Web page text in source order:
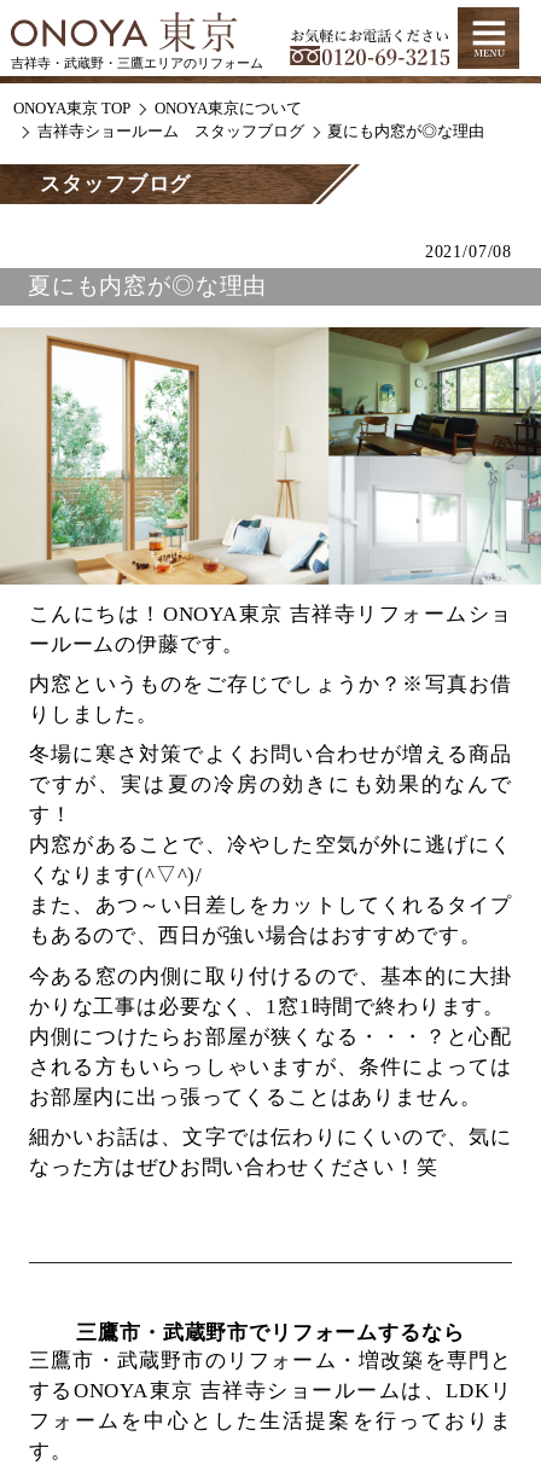
吉祥寺・武蔵野・三鷹エリアのリフォーム
ONOYA東京 TOP
ONOYA東京について
吉祥寺ショールーム スタッフブログ
夏にも内窓が◎な理由
スタッフブログ
2021/07/08
夏にも内窓が◎な理由
こんにちは！ONOYA東京 吉祥寺リフォームショ
ールームの伊藤です。
内窓というものをご存じでしょうか？※写真お借
りしました。
冬場に寒さ対策でよくお問い合わせが増える商品
ですが、実は夏の冷房の効きにも効果的なんで
す！
内窓があることで、冷やした空気が外に逃げにく
くなります(^▽^)/
また、あつ～い日差しをカットしてくれるタイプ
もあるので、西日が強い場合はおすすめです。
今ある窓の内側に取り付けるので、基本的に大掛
かりな工事は必要なく、1窓1時間で終わります。
内側につけたらお部屋が狭くなる・・・？と心配
される方もいらっしゃいますが、条件によっては
お部屋内に出っ張ってくることはありません。
細かいお話は、文字では伝わりにくいので、気に
なった方はぜひお問い合わせください！笑
三鷹市・武蔵野市でリフォームするなら
三鷹市・武蔵野市のリフォーム・増改築を専門と
するONOYA東京 吉祥寺ショールームは、LDKリ
フォームを中心とした生活提案を行っておりま
す。